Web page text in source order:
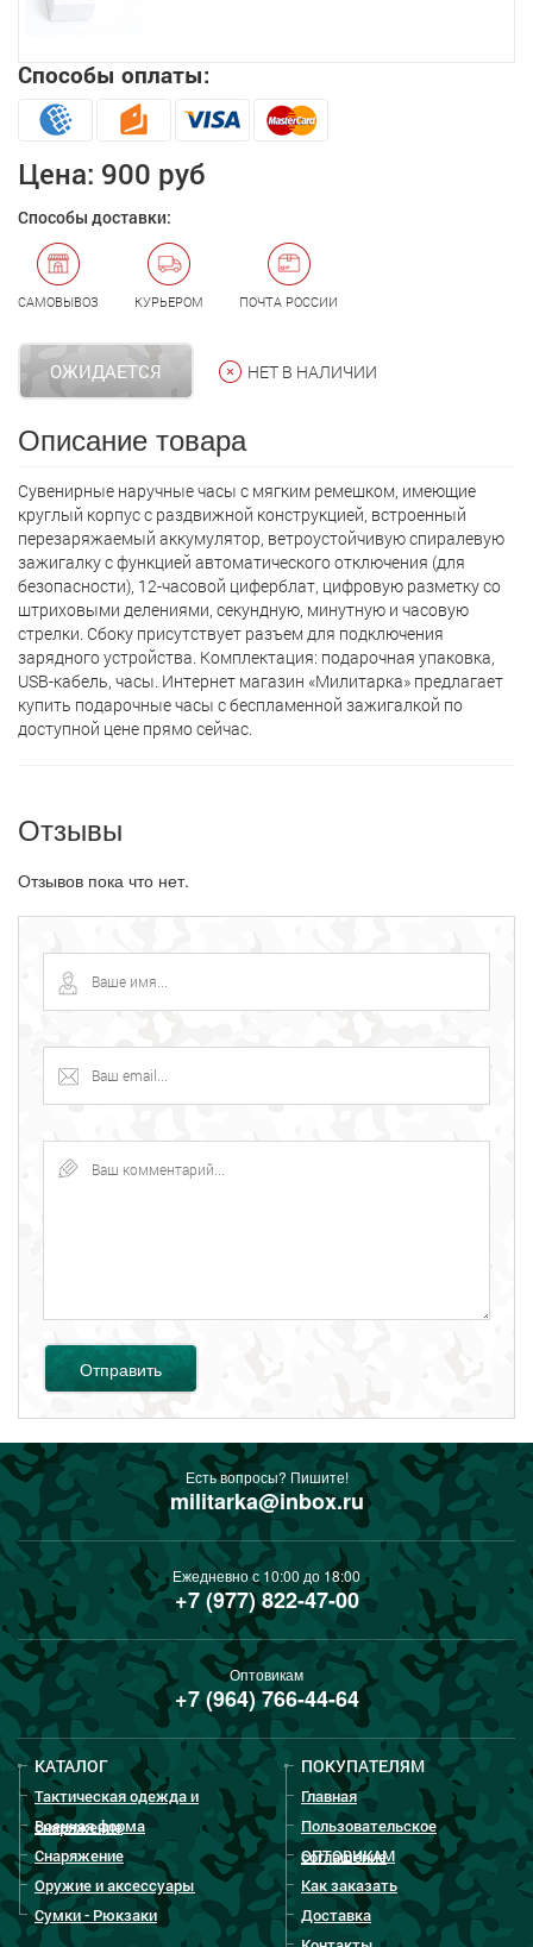
Способы оплаты:
Цена: 900 руб
Способы доставки:
САМОВЫВОЗ КУРЬЕРОМ ПОЧТА РОССИИ
ОЖИДАЕТСЯ НЕТ В НАЛИЧИИ
Описание товара
Сувенирные наручные часы с мягким ремешком, имеющие
круглый корпус с раздвижной конструкцией, встроенный
перезаряжаемый аккумулятор, ветроустойчивую спиралевую
зажигалку с функцией автоматического отключения (для
безопасности), 12-часовой циферблат, цифровую разметку со
штриховыми делениями, секундную, минутную и часовую
стрелки. Сбоку присутствует разъем для подключения
зарядного устройства. Комплектация: подарочная упаковка,
USB-кабель, часы. Интернет магазин «Милитарка» предлагает
кyпить подарочные часы с беспламенной зажигалкой по
доступной цене прямо сейчас.
Отзывы
Отзывов пока что нет.
Отправить
Есть вопросы? Пишите!
militarka@inbox.ru
Ежедневно с 10:00 до 18:00
+7 (977) 822-47-00
Оптовикам
+7 (964) 766-44-64
КАТАЛОГ
Тактическая одежда и
снаряжение
Военная форма
Снаряжение
Оружие и аксессуары
Сумки - Рюкзаки
ПОКУПАТЕЛЯМ
Главная
Пользовательское
соглашение
ОПТОВИКАМ
Как заказать
Доставка